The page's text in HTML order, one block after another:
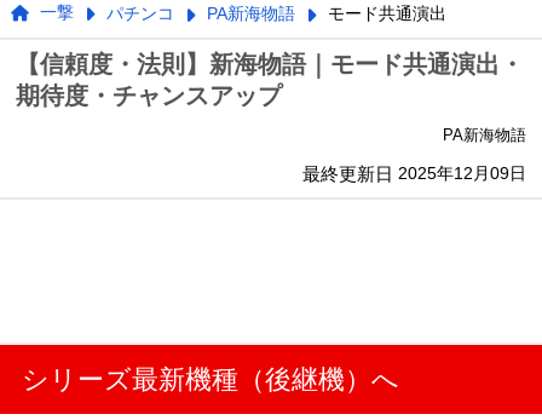
一撃 パチンコ PA新海物語 モード共通演出
【信頼度・法則】新海物語｜モード共通演出・
期待度・チャンスアップ
PA新海物語
最終更新日 2025年12月09日
シリーズ最新機種（後継機）へ